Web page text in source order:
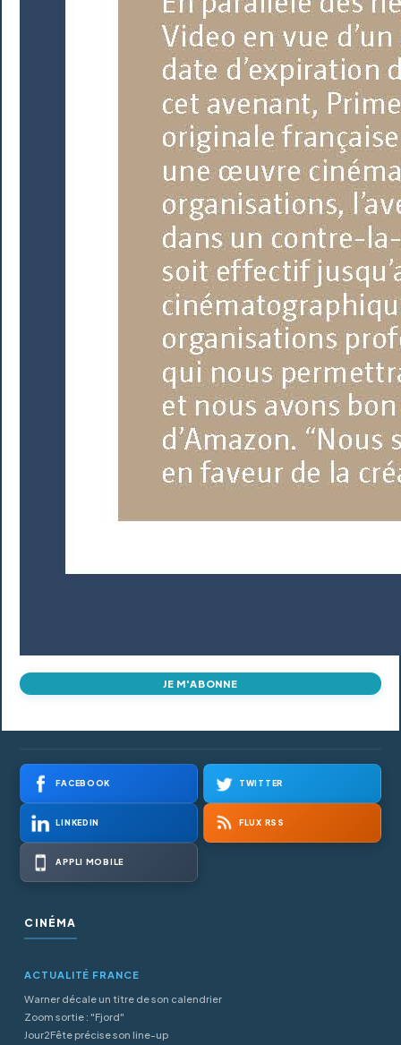
JE M'ABONNE
FACEBOOK TWITTER
LINKEDIN FLUX RSS
APPLI MOBILE
CINÉMA
ACTUALITÉ FRANCE
Warner décale un titre de son calendrier
Zoom sortie : "Fjord"
Jour2Fête précise son line-up